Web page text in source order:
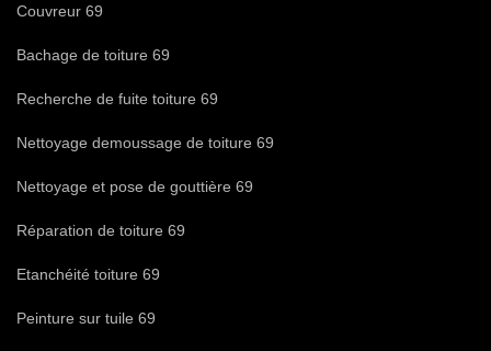
Couvreur 69
Bachage de toiture 69
Recherche de fuite toiture 69
Nettoyage demoussage de toiture 69
Nettoyage et pose de gouttière 69
Réparation de toiture 69
Etanchéité toiture 69
Peinture sur tuile 69